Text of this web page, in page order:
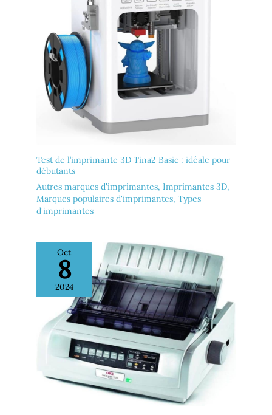
Test de l’imprimante 3D Tina2 Basic : idéale pour
débutants
Autres marques d'imprimantes, Imprimantes 3D,
Marques populaires d'imprimantes, Types
d'imprimantes
Oct
8
2024